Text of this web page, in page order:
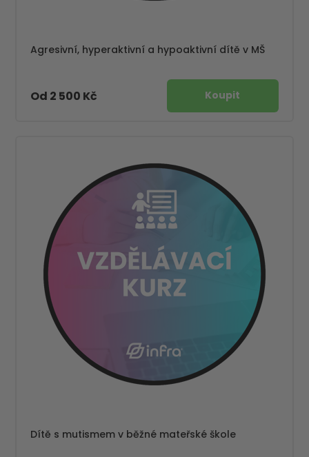
Agresivní, hyperaktivní a hypoaktivní dítě v MŠ
Od 2 500 Kč
Dítě s mutismem v běžné mateřské škole